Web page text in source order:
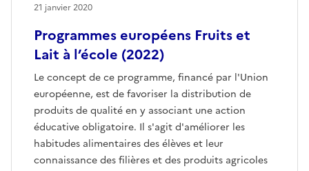
Programmes européens Fruits et
Lait à l’école (2022)
Le concept de ce programme, financé par l'Union
européenne, est de favoriser la distribution de
produits de qualité en y associant une action
éducative obligatoire. Il s'agit d'améliorer les
habitudes alimentaires des élèves et leur
connaissance des filières et des produits agricoles
21 janvier 2020